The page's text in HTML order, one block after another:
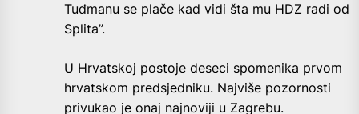
Tuđmanu se plače kad vidi šta mu HDZ radi od
Splita”.
U Hrvatskoj postoje deseci spomenika prvom
hrvatskom predsjedniku. Najviše pozornosti
privukao je onaj najnoviji u Zagrebu.